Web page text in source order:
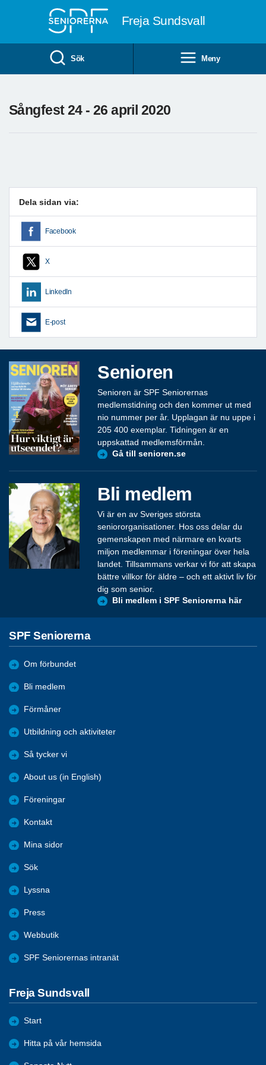
Freja Sundsvall
Sök Meny
Sångfest 24 - 26 april 2020
Dela sidan via:
Facebook
X
LinkedIn
E-post
Senioren
Senioren är SPF Seniorernas
medlemstidning och den kommer ut med
nio nummer per år. Upplagan är nu uppe i
205 400 exemplar. Tidningen är en
uppskattad medlemsförmån.
Gå till senioren.se
Bli medlem
Vi är en av Sveriges största
seniororganisationer. Hos oss delar du
gemenskapen med närmare en kvarts
miljon medlemmar i föreningar över hela
landet. Tillsammans verkar vi för att skapa
bättre villkor för äldre – och ett aktivt liv för
dig som senior.
Bli medlem i SPF Seniorerna här
SPF Seniorerna
Om förbundet
Bli medlem
Förmåner
Utbildning och aktiviteter
Så tycker vi
About us (in English)
Föreningar
Kontakt
Mina sidor
Sök
Lyssna
Press
Webbutik
SPF Seniorernas intranät
Freja Sundsvall
Start
Hitta på vår hemsida